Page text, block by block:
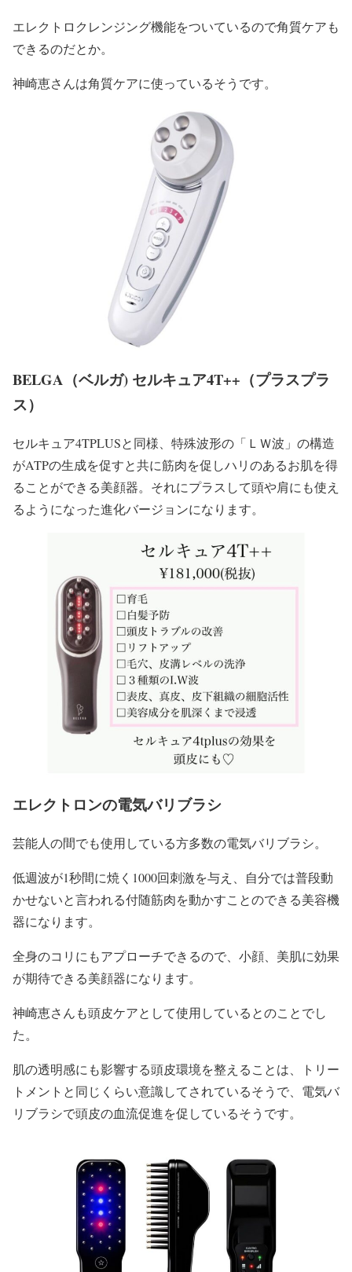
エレクトロクレンジング機能をついているので角質ケアも
できるのだとか。
神崎恵さんは角質ケアに使っているそうです。
BELGA（ベルガ) セルキュア4T++（プラスプラ
ス）
セルキュア4TPLUSと同様、特殊波形の「ＬＷ波」の構造
がATPの生成を促すと共に筋肉を促しハリのあるお肌を得
ることができる美顔器。 それにプラスして頭や肩にも使え
るようになった進化バージョンになります。
エレクトロンの電気バリブラシ
芸能人の間でも使用している方多数の電気バリブラシ。
低週波が1秒間に焼く1000回刺激を与え、自分では普段動
かせないと言われる付随筋肉を動かすことのできる美容機
器になります。
全身のコリにもアプローチできるので、小顔、美肌に効果
が期待できる美顔器になります。
神崎恵さんも頭皮ケアとして使用しているとのことでし
た。
肌の透明感にも影響する頭皮環境を整えることは、トリー
トメントと同じくらい意識してされているそうで、電気バ
リブラシで頭皮の血流促進を促しているそうです。